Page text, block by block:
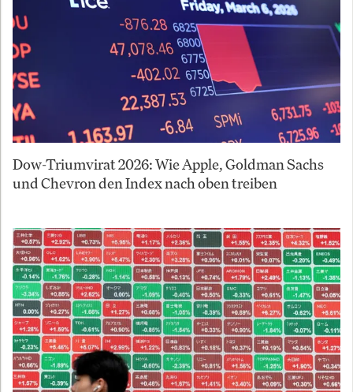
Dow-Triumvirat 2026: Wie Apple, Goldman Sachs
und Chevron den Index nach oben treiben